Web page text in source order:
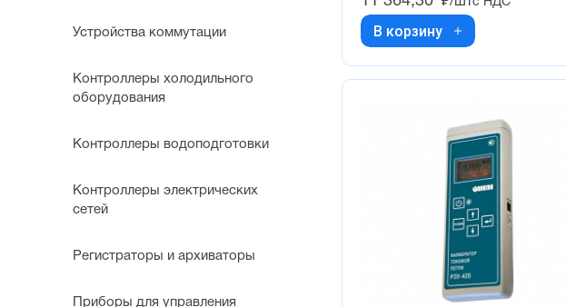
Устройства коммутации
Контроллеры холодильного
оборудования
Контроллеры водоподготовки
Контроллеры электрических
сетей
Регистраторы и архиваторы
Приборы для управления
В корзину